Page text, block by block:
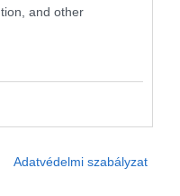
and other
Adatvédelmi szabályzat